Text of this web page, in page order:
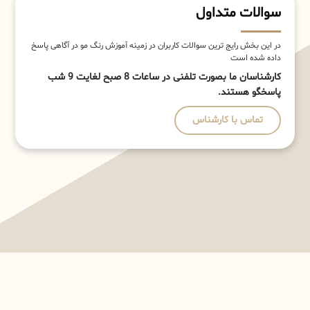
سوالات متداول
در این بخش رایج ترین سوالات کاربران در زمینه آموزش رنگ مو در آگاهی پاسخ
داده شده است
کارشناسان ما بصورت تلفنی در ساعات 8 صبح لغایت 9 شب
پاسخگو هستند.
تماس با کارشناس